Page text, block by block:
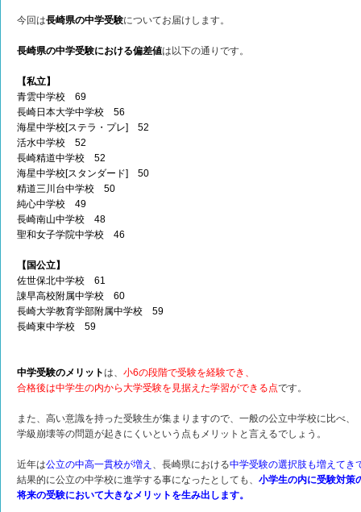
今回は長崎県の中学受験についてお届けします。
長崎県の中学受験における偏差値は以下の通りです。
【私立】
青雲中学校 69
長崎日本大学中学校 56
海星中学校[ステラ・プレ] 52
活水中学校 52
長崎精道中学校 52
海星中学校[スタンダード] 50
精道三川台中学校 50
純心中学校 49
長崎南山中学校 48
聖和女子学院中学校 46
【国公立】
佐世保北中学校 61
諌早高校附属中学校 60
長崎大学教育学部附属中学校 59
長崎東中学校 59
中学受験のメリットは、 小6の段階で受験を経験でき、
合格後は中学生の内から大学受験を見据えた学習ができる点です。
また、高い意識を持った受験生が集まりますので、一般の公立中学校に比べ、
学級崩壊等の問題が起きにくいという点もメリットと言えるでしょう。
近年は公立の中高一貫校が増え 、長崎県における中学受験の選択肢も増えてき
結果的に公立の中学校に進学する事になったとしても、 小学生の内に受験対策
将来の受験において大きなメリットを生み出します。